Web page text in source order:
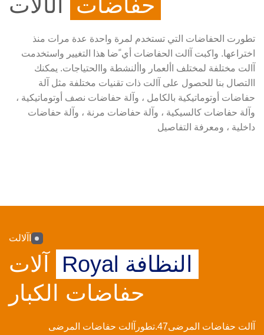
حفاضات الآلات
تطورت الحفاضات التي تستخدم لمرة واحدة عدة مرات منذ
اختراعها. واكبت آالت الحفاضات أي ًضا هذا التغيير واستخدمت
آالت مختلفة لمختلف األعمار واألنشطة واالحتياجات. يمكنك
االتصال بنا للحصول على آالت ذات تقنيات مختلفة مثل آلة
حفاضات أوتوماتيكية بالكامل ، وآلة حفاضات نصف أوتوماتيكية ،
وآلة حفاضات كالسيكية ، وآلة حفاضات مرنة ، وآلة حفاضات
داخلية ، ومعرفة التفاصيل
اآلالت
النظافة Royal
آلات
حفاضات الكبار
آالت حفاضات المرضى47.تطورآالت حفاضات المرضى